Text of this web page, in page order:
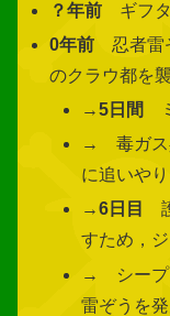
？年前 ギフタ
0年前 忍者雷
のクラウ都を
→5日間
→ 毒ガス
に追いや
→6日目
すため，
→ シープ
雷ぞうを